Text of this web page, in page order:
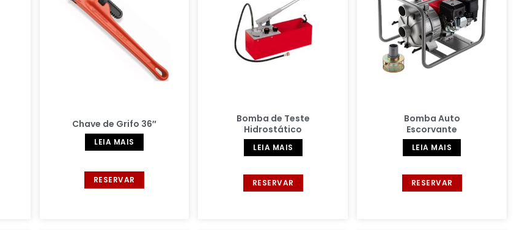
Chave de Grifo 36″
LEIA MAIS
RESERVAR
Bomba de Teste
Hidrostático
LEIA MAIS
RESERVAR
Bomba Auto
Escorvante
LEIA MAIS
RESERVAR